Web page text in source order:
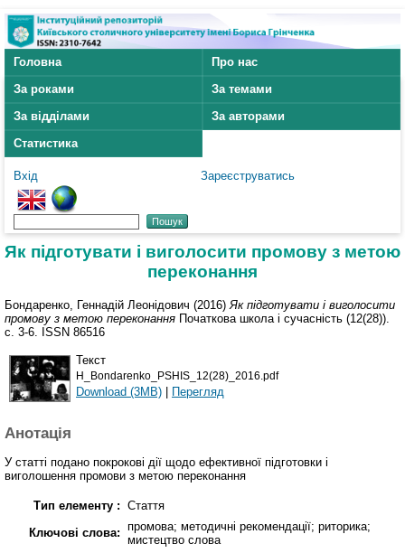
Головна
Про нас
За роками
За темами
За відділами
За авторами
Статистика
Вхід Зареєструватись
Як підготувати і виголосити промову з метою
переконання
Бондаренко, Геннадій Леонідович (2016) Як підготувати і виголосити
промову з метою переконання Початкова школа і сучасність (12(28)).
с. 3-6. ISSN 86516
Текст
H_Bondarenko_PSHIS_12(28)_2016.pdf
Download (3MB) | Перегляд
Анотація
У статті подано покрокові дії щодо ефективної підготовки і
виголошення промови з метою переконання
Тип елементу : Стаття
Ключові слова: промова; методичні рекомендації; риторика;
мистецтво слова